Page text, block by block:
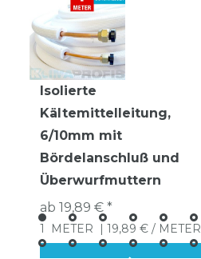
Isolierte
Kältemittelleitung,
6/10mm mit
Bördelanschluß und
Überwurfmuttern
ab 19,89 € *
1 METER | 19,89 € / METER